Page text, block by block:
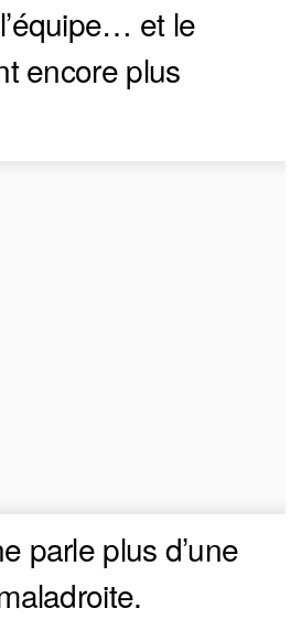
et le
encore plus
parle plus d’une